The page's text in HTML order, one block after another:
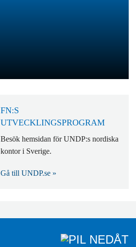
FN:S
UTVECKLINGSPROGRAM
Besök hemsidan för UNDP:s nordiska
kontor i Sverige.
Gå till UNDP.se »